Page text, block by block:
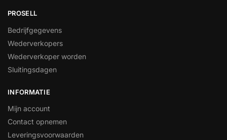
PROSELL
Bedrijfgegevens
Wederverkopers
Wederverkoper worden
Sluitingsdagen
INFORMATIE
Mijn account
Contact opnemen
Leveringsvoorwaarden